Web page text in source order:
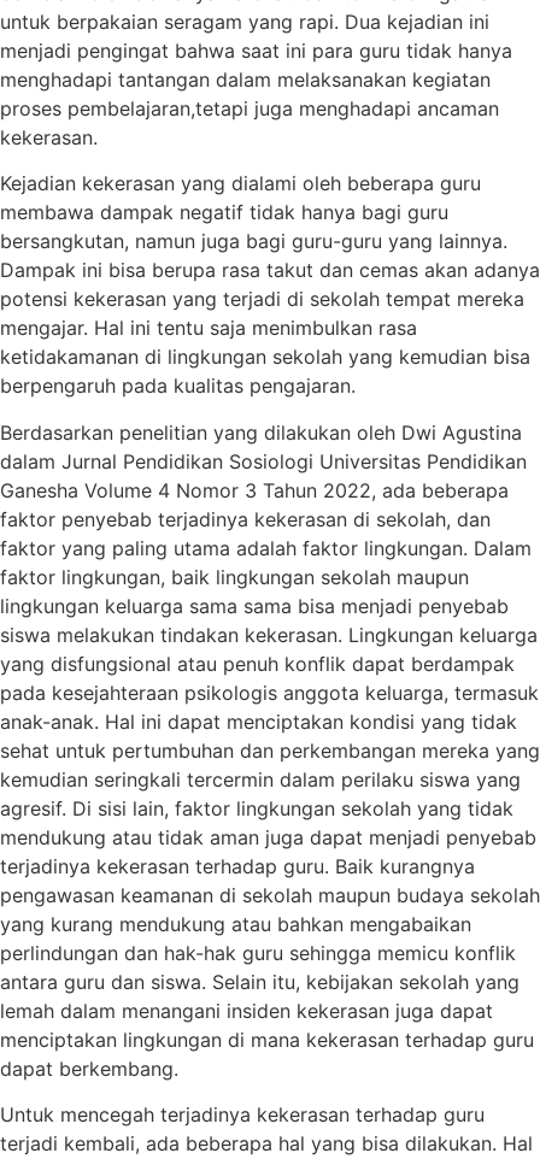
untuk berpakaian seragam yang rapi. Dua kejadian ini
menjadi pengingat bahwa saat ini para guru tidak hanya
menghadapi tantangan dalam melaksanakan kegiatan
proses pembelajaran,tetapi juga menghadapi ancaman
kekerasan.
Kejadian kekerasan yang dialami oleh beberapa guru
membawa dampak negatif tidak hanya bagi guru
bersangkutan, namun juga bagi guru-guru yang lainnya.
Dampak ini bisa berupa rasa takut dan cemas akan adanya
potensi kekerasan yang terjadi di sekolah tempat mereka
mengajar. Hal ini tentu saja menimbulkan rasa
ketidakamanan di lingkungan sekolah yang kemudian bisa
berpengaruh pada kualitas pengajaran.
Berdasarkan penelitian yang dilakukan oleh Dwi Agustina
dalam Jurnal Pendidikan Sosiologi Universitas Pendidikan
Ganesha Volume 4 Nomor 3 Tahun 2022, ada beberapa
faktor penyebab terjadinya kekerasan di sekolah, dan
faktor yang paling utama adalah faktor lingkungan. Dalam
faktor lingkungan, baik lingkungan sekolah maupun
lingkungan keluarga sama sama bisa menjadi penyebab
siswa melakukan tindakan kekerasan. Lingkungan keluarga
yang disfungsional atau penuh konflik dapat berdampak
pada kesejahteraan psikologis anggota keluarga, termasuk
anak-anak. Hal ini dapat menciptakan kondisi yang tidak
sehat untuk pertumbuhan dan perkembangan mereka yang
kemudian seringkali tercermin dalam perilaku siswa yang
agresif. Di sisi lain, faktor lingkungan sekolah yang tidak
mendukung atau tidak aman juga dapat menjadi penyebab
terjadinya kekerasan terhadap guru. Baik kurangnya
pengawasan keamanan di sekolah maupun budaya sekolah
yang kurang mendukung atau bahkan mengabaikan
perlindungan dan hak-hak guru sehingga memicu konflik
antara guru dan siswa. Selain itu, kebijakan sekolah yang
lemah dalam menangani insiden kekerasan juga dapat
menciptakan lingkungan di mana kekerasan terhadap guru
dapat berkembang.
Untuk mencegah terjadinya kekerasan terhadap guru
terjadi kembali, ada beberapa hal yang bisa dilakukan. Hal